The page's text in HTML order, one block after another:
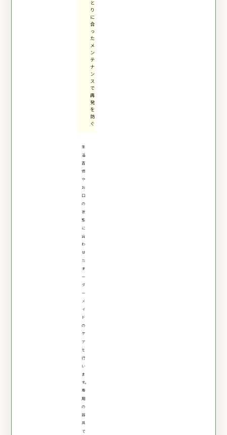
と
り
に
合
っ
た
メ
ン
テ
ナ
ン
ス
で
再
発
を
防
ぐ
生
活
習
慣
や
お
口
の
状
態
に
合
わ
せ
た
オ
ー
ダ
ー
メ
イ
ド
の
ケ
ア
を
行
い
ま
す。
専
用
の
器
具
で